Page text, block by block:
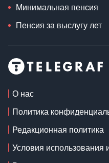
Минимальная пенсия
Пенсия за выслугу лет
О нас
Политика
Редакционная политика
Условия использования